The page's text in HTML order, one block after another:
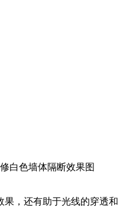
白色墙体隔断效果图
果，还有助于光线的穿透和